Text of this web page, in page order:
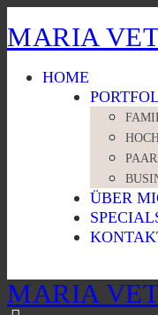
MARIA
HOME
ÜBER
MARIA